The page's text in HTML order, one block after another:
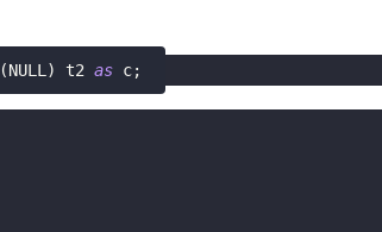
(NULL ) t2 as c;